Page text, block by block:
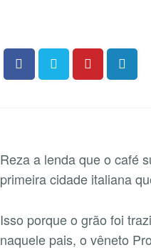
Reza a lenda que o café
primeira cidade italiana
Isso porque o grão foi
naquele pais, o vêneto